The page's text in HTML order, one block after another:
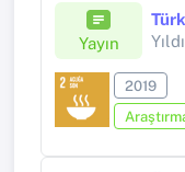
Yayın
2019